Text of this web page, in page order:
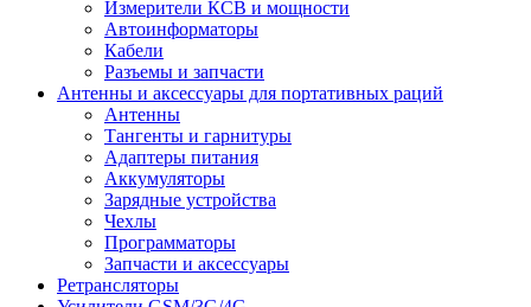
Измерители КСВ и мощности
Автоинформаторы
Кабели
Разъемы и запчасти
Антенны и аксессуары для портативных раций
Антенны
Тангенты и гарнитуры
Адаптеры питания
Аккумуляторы
Зарядные устройства
Чехлы
Программаторы
Запчасти и аксессуары
Ретрансляторы